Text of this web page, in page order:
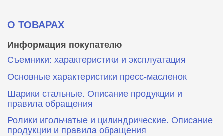
О ТОВАРАХ
Информация покупателю
Съемники: характеристики и эксплуатация
Основные характеристики пресс‑масленок
Шарики стальные. Описание продукции и
правила обращения
Ролики игольчатые и цилиндрические. Описание
продукции и правила обращения